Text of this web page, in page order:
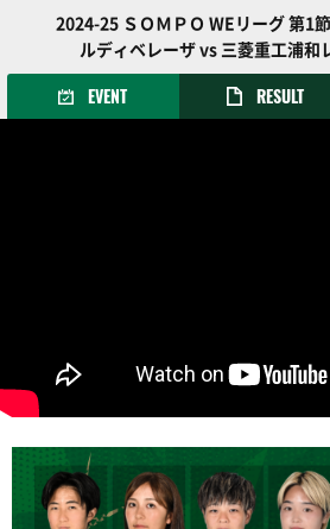
2024-25 ＳＯＭＰＯ WEリーグ 第1
ルディベレーザ vs 三菱重工浦和
EVENT RESULT